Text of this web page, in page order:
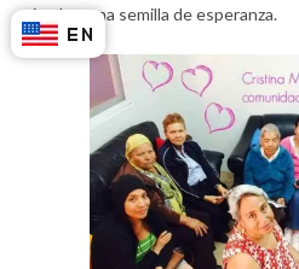
siembra una semilla de esperanza.